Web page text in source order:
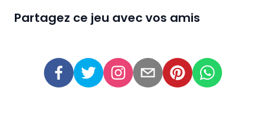
Partagez ce jeu avec vos amis